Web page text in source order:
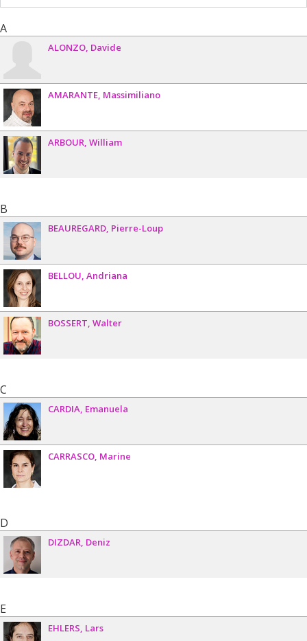
Sources de financement :CRSH/Conseil de recherches en
développement Savoir
A
ALONZO Davide
AMARANTE Massimiliano
ARBOUR William
B
BEAUREGARD Pierre-Loup
BELLOU Andriana
BOSSERT Walter
C
CARDIA Emanuela
CARRASCO Marine
D
DIZDAR Deniz
E
EHLERS Lars